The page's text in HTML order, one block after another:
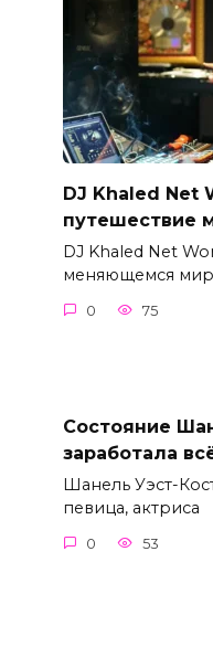
DJ Khaled Net
путешествие
DJ Khaled Net
меняющемся
0 75
Состояние
заработала
Шанель Уэст-
певица, актриса
0 53